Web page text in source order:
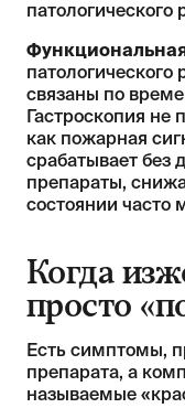
патологического
связаны по
Гастроскопия не
как пожарная
срабатывает без
препараты,
состоянии часто
Когда
просто
Есть симптомы,
препарата, а
называемые